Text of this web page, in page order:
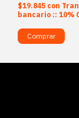
$19.845 con
bancario :: 10%
Comprar